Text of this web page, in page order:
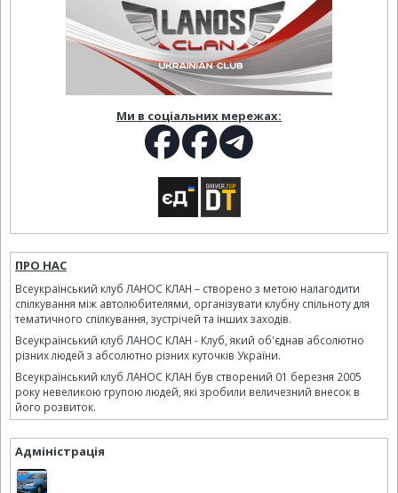
Ми в соціальних мережах:
ПРО НАС
Всеукраїнський клуб ЛАНОС КЛАН – створено з метою налагодити
спілкування між автолюбителями, організувати клубну спільноту для
тематичного спілкування, зустрічей та інших заходів.
Всеукраїнський клуб ЛАНОС КЛАН - Клуб, який об'єднав абсолютно
різних людей з абсолютно різних куточків України.
Всеукраїнський клуб ЛАНОС КЛАН був створений 01 березня 2005
року невеликою групою людей, які зробили величезний внесок в
його розвиток.
Адміністрація